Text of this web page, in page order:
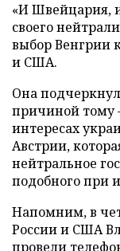
«И Швейцария,
своего
выбор Венгрии
и США.
Она
причиной тому
интересах
Австрии,
нейтральное
подобного при
Напомним, в
России и США
провели